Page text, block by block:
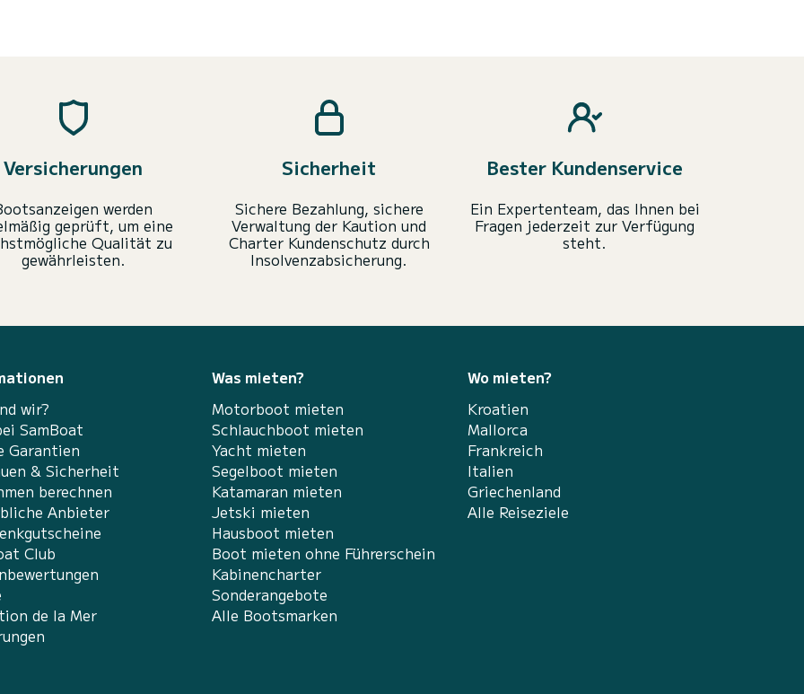
Versicherungen
werden
geprüft, um eine
Qualität zu
gewährleisten.
Sicherheit
Sichere Bezahlung, sichere
Verwaltung der Kaution und
Charter Kundenschutz durch
Insolvenzabsicherung.
Bester Kundenservice
Ein Expertenteam, das Ihnen bei
Fragen jederzeit zur Verfügung
steht.
wir?
SamBoat
Garantien
& Sicherheit
berechnen
Anbieter
Club
de la Mer
Was mieten?
Motorboot mieten
Schlauchboot mieten
Yacht mieten
Segelboot mieten
Katamaran mieten
Jetski mieten
Hausboot mieten
Boot mieten ohne Führerschein
Kabinencharter
Sonderangebote
Alle Bootsmarken
Wo mieten?
Kroatien
Mallorca
Frankreich
Italien
Griechenland
Alle Reiseziele